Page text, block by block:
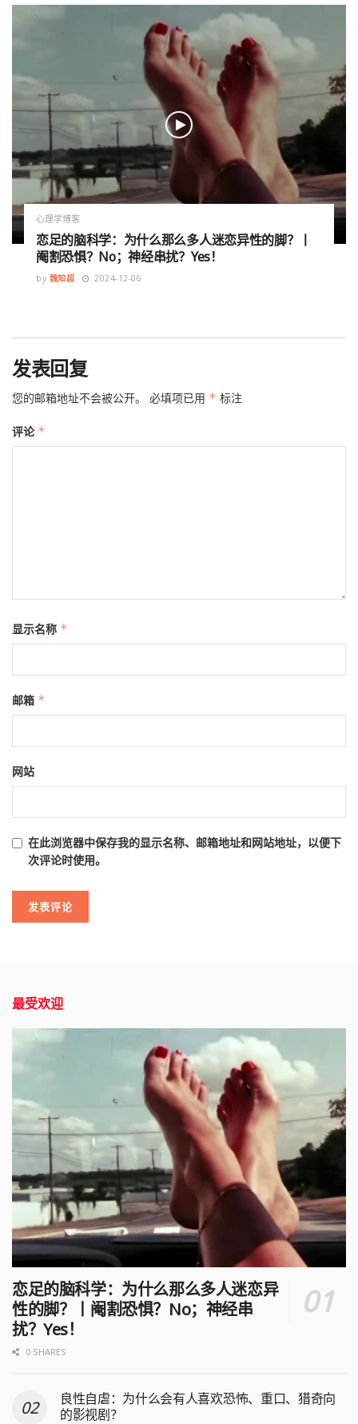
心理学博客
恋足的脑科学：为什么那么多人迷恋异性的脚？丨
阉割恐惧？No；神经串扰？Yes！
by 魏知超 2024-12-06
发表回复
您的邮箱地址不会被公开。 必填项已用 * 标注
评论 *
显示名称 *
邮箱 *
网站
在此浏览器中保存我的显示名称、邮箱地址和网站地址，以便下
次评论时使用。
最受欢迎
恋足的脑科学：为什么那么多人迷恋异
性的脚？丨阉割恐惧？No；神经串
扰？Yes！
0 SHARES
良性自虐：为什么会有人喜欢恐怖、重口、猎奇向
的影视剧？